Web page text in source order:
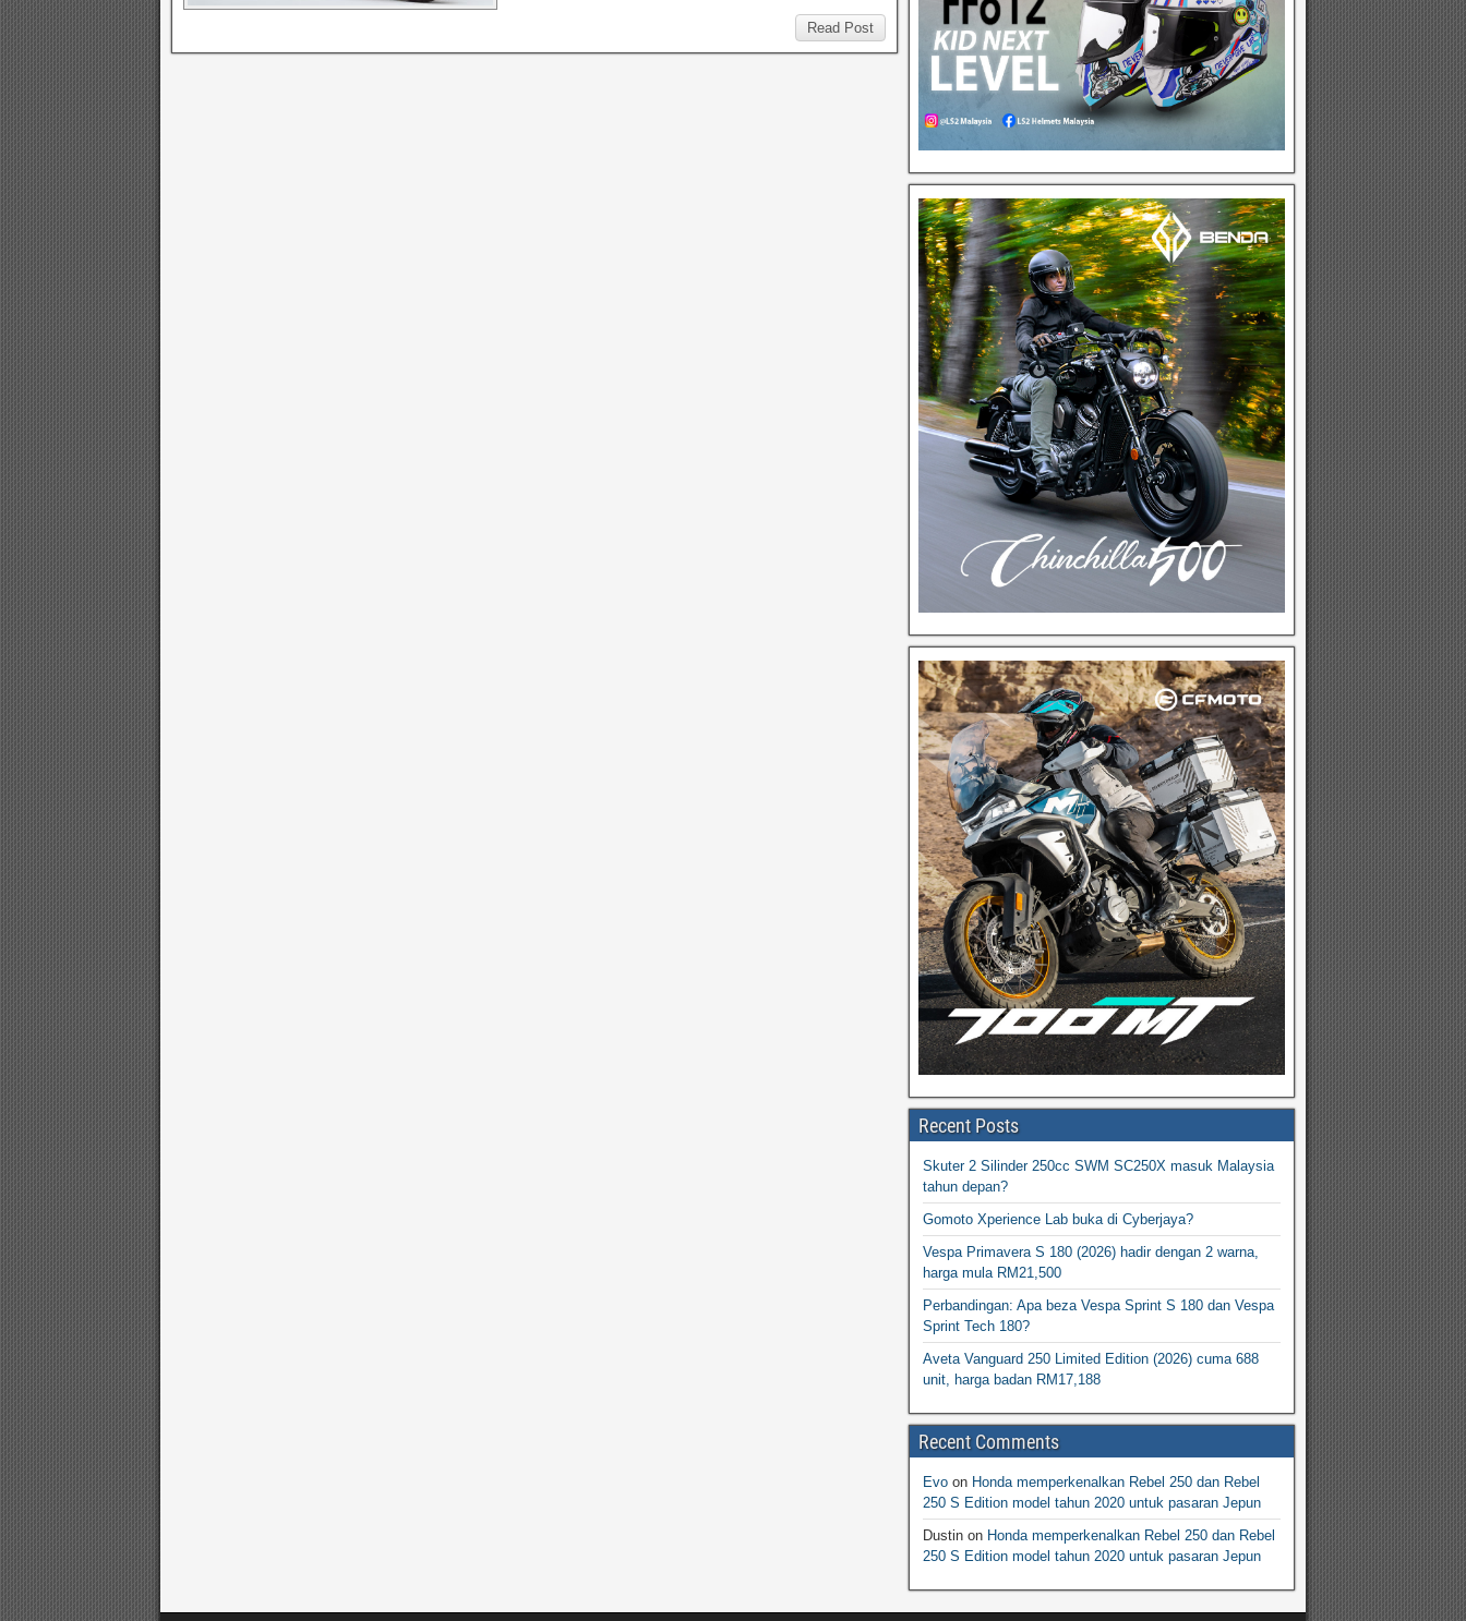
Read Post
Recent Posts
Skuter 2 Silinder 250cc SWM SC250X masuk Malaysia
tahun depan?
Gomoto Xperience Lab buka di Cyberjaya?
Vespa Primavera S 180 (2026) hadir dengan 2 warna,
harga mula RM21,500
Perbandingan: Apa beza Vespa Sprint S 180 dan Vespa
Sprint Tech 180?
Aveta Vanguard 250 Limited Edition (2026) cuma 688
unit, harga badan RM17,188
Recent Comments
Evo on Honda memperkenalkan Rebel 250 dan Rebel
250 S Edition model tahun 2020 untuk pasaran Jepun
Dustin on Honda memperkenalkan Rebel 250 dan Rebel
250 S Edition model tahun 2020 untuk pasaran Jepun